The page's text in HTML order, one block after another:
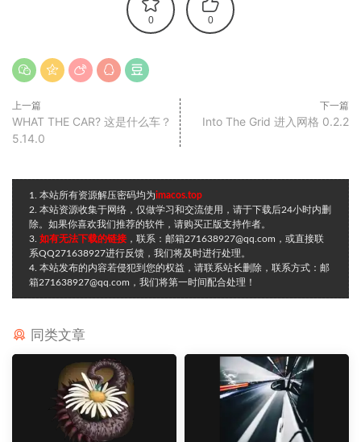
0 0
上一篇
WHAT THE CAR? 这是什么车？
5.14.0
下一篇
Into The Grid 进入网格 0.2.2
1. 本站所有资源解压密码均为imacos.top
2. 本站资源收集于网络，仅做学习和交流使用，请于下载后24小时内删
除。如果你喜欢我们推荐的软件，请购买正版支持作者。
3. 如有无法下载的链接 ，联系：邮箱271638927@qq.com，或直接联
系QQ271638927进行反馈，我们将及时进行处理。
4. 本站发布的内容若侵犯到您的权益，请联系站长删除，联系方式：邮
箱271638927@qq.com，我们将第一时间配合处理！
同类文章